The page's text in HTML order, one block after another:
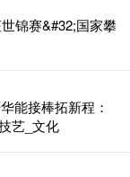
锦赛&#32;国家攀
能接棒拓新程：
艺_文化